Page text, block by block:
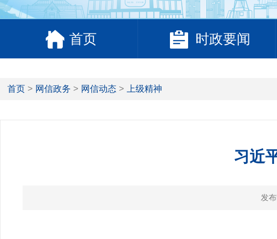
首页 时政要闻
首页 > 网信政务 > 网信动态 > 上级精神
习近
发布